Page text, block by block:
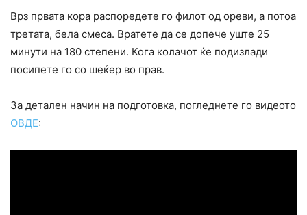
Врз првата кора распоредете го филот од ореви, а потоа
третата, бела смеса. Вратете да се допече уште 25
минути на 180 степени. Кога колачот ќе подизлади
посипете го со шеќер во прав.
За детален начин на подготовка, погледнете го видеото
ОВДЕ: